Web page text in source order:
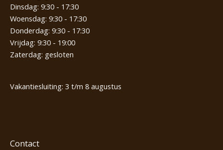
Dinsdag: 9:30 - 17:30
Woensdag: 9:30 - 17:30
Donderdag: 9:30 - 17:30
Vrijdag: 9:30 - 19:00
Zaterdag: gesloten
Vakantiesluiting: 3 t/m 8 augustus
Contact